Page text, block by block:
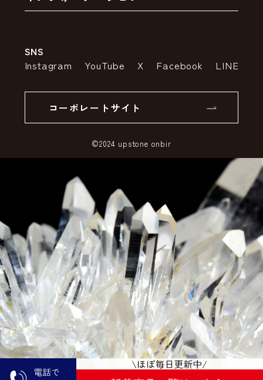
アウトレットセール
お支払いについて
特定商取引法の表示
SSLサーバー証明書とは
SNS
Instagram YouTube X Facebook LINE
コーポレートサイト
©2024 upstone onbir